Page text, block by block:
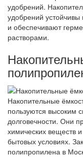
удобрений.
удобрений устойчивы
и обеспечивают
растворами.
Накопительные
пользуются высоким
долговечности. Они
химических веществ
бытовых условиях.
полипропилена в